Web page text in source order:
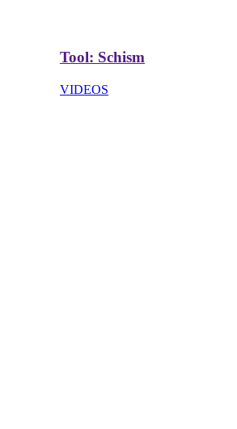
Tool: Schism
VIDEOS